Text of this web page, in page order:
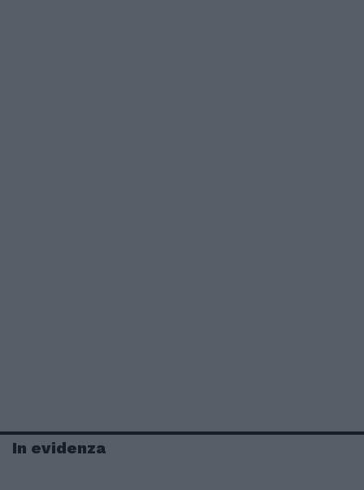
In evidenza